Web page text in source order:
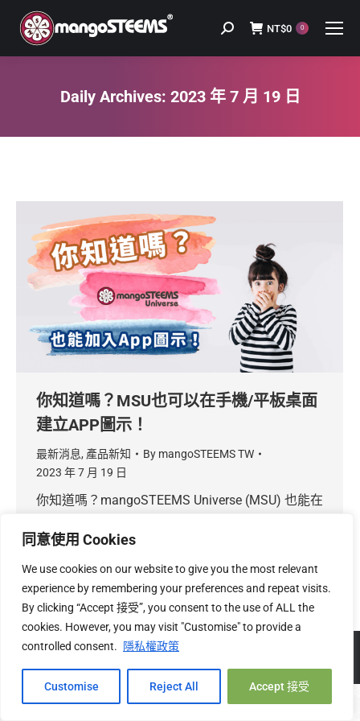
同意使用 Cookies
We use cookies on our website to give you the most relevant
experience by remembering your preferences and repeat visits.
By clicking “Accept 接受”, you consent to the use of ALL the
cookies. However, you may visit "Customise" to provide a
controlled consent.
隱私權政策
Customise Reject All Accept 接受
Search: NT$0 0
Daily Archives: 2023 年 7 月 19 日
你知道嗎？MSU也可以在手機/平板桌面
建立APP圖示！
最新消息, 產品新知 By mangoSTEEMS TW
2023 年 7 月 19 日
你知道嗎？mangoSTEEMS Universe (MSU) 也能在
示喔！
趕快點開看看如何做吧！
Copyright © 2026 mangoSTEEMS TW 台灣必富數位有限公司 |
於我們|隱私權|退換貨政策
Hi, 您好!
Open